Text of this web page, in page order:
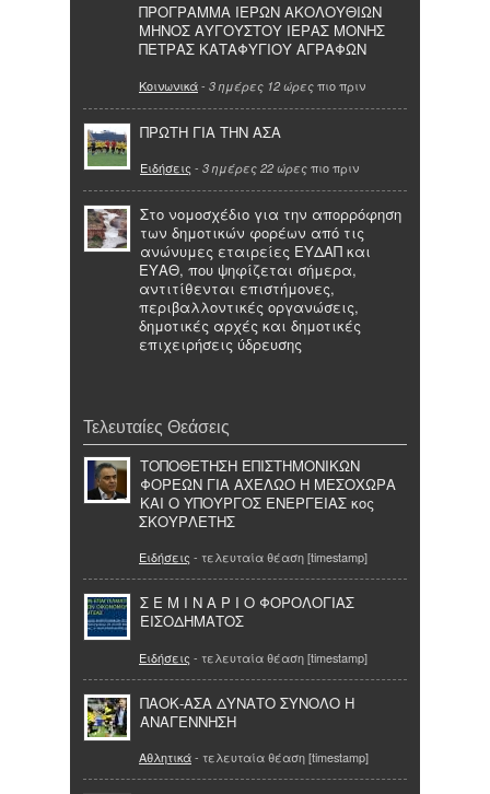
ΠΡΟΓΡΑΜΜΑ ΙΕΡΩΝ ΑΚΟΛΟΥΘΙΩΝ
ΜΗΝΟΣ ΑΥΓΟΥΣΤΟΥ ΙΕΡΑΣ ΜΟΝΗΣ
ΠΕΤΡΑΣ ΚΑΤΑΦΥΓΙΟΥ ΑΓΡΑΦΩΝ
Κοινωνικά- 3 ημέρες 12 ώρες πιο πριν
ΠΡΩΤΗ ΓΙΑ ΤΗΝ ΑΣΑ
Ειδήσεις - 3 ημέρες 22 ώρες πιο πριν
Στο νομοσχέδιο για την απορρόφηση
των δημοτικών φορέων από τις
ανώνυμες εταιρείες ΕΥΔΑΠ και
ΕΥΑΘ, που ψηφίζεται σήμερα,
αντιτίθενται επιστήμονες,
περιβαλλοντικές οργανώσεις,
δημοτικές αρχές και δημοτικές
επιχειρήσεις ύδρευσης
Τελευταίες Θεάσεις
ΤΟΠΟΘΕΤΗΣΗ ΕΠΙΣΤΗΜΟΝΙΚΩΝ
ΦΟΡΕΩΝ ΓΙΑ ΑΧΕΛΩΟ Η ΜΕΣΟΧΩΡΑ
ΚΑΙ Ο ΥΠΟΥΡΓΟΣ ΕΝΕΡΓΕΙΑΣ κος
ΣΚΟΥΡΛΕΤΗΣ
Ειδήσεις - τελευταία θέαση [timestamp]
Σ Ε Μ Ι Ν Α Ρ Ι Ο ΦΟΡΟΛΟΓΙΑΣ
ΕΙΣΟΔΗΜΑΤΟΣ
Ειδήσεις - τελευταία θέαση [timestamp]
ΠΑΟΚ-ΑΣΑ ΔΥΝΑΤΟ ΣΥΝΟΛΟ Η
ΑΝΑΓΕΝΝΗΣΗ
Αθλητικά- τελευταία θέαση [timestamp]